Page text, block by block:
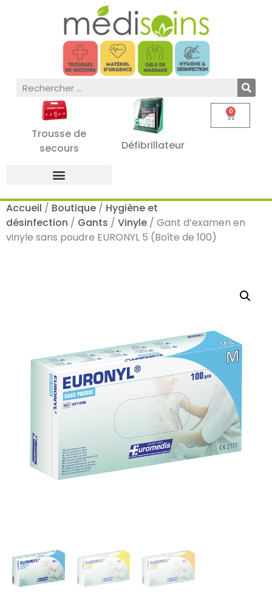
Trousse de
secours
Défibrillateur
0
Accueil / Boutique / Hygiène et
désinfection / Gants / Vinyle / Gant d’examen en
vinyle sans poudre EURONYL 5 (Boîte de 100)